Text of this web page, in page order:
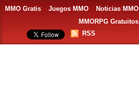
MMO Gratis Juegos MMO Noticias MMO
MMORPG Gratuitos
RSS